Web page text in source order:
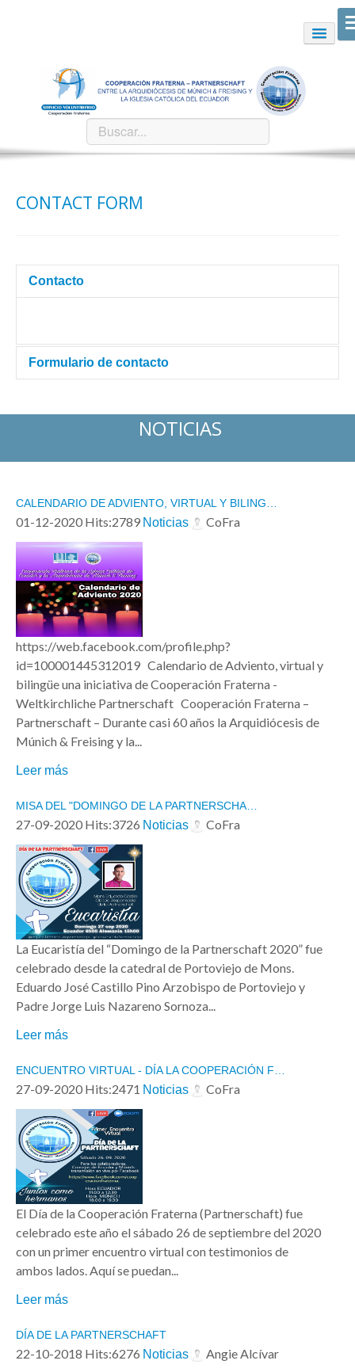
CONTACT FORM
Contacto
Formulario de contacto
Enviar un correo electrónico
Nombre *
Correo electrónico
Asunto*
Mensaje*
Envíeme una copia
(opcional)
NOTICIAS
CALENDARIO DE ADVIENTO, VIRTUAL Y BILING…
01-12-2020 Hits:2789 Noticias CoFra
https://web.facebook.com/profile.php?
id=100001445312019 Calendario de Adviento, virtual y
bilingüe una iniciativa de Cooperación Fraterna -
Weltkirchliche Partnerschaft Cooperación Fraterna –
Partnerschaft – Durante casi 60 años la Arquidiócesis de
Múnich & Freising y la...
Leer más
MISA DEL "DOMINGO DE LA PARTNERSCHA…
27-09-2020 Hits:3726 Noticias CoFra
La Eucaristía del “Domingo de la Partnerschaft 2020” fue
celebrado desde la catedral de Portoviejo de Mons.
Eduardo José Castillo Pino Arzobispo de Portoviejo y
Padre Jorge Luis Nazareno Sornoza...
Leer más
ENCUENTRO VIRTUAL - DÍA LA COOPERACIÓN F…
27-09-2020 Hits:2471 Noticias CoFra
El Día de la Cooperación Fraterna (Partnerschaft) fue
celebrado este año el sábado 26 de septiembre del 2020
con un primer encuentro virtual con testimonios de
ambos lados. Aquí se puedan...
Leer más
DÍA DE LA PARTNERSCHAFT
22-10-2018 Hits:6276 Noticias
Angie Alcívar